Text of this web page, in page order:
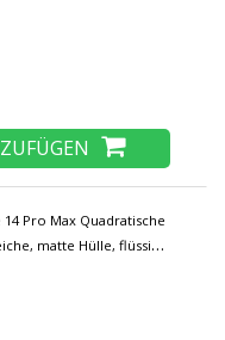
14 Pro Max Quadratische
matte Hülle, flüssige